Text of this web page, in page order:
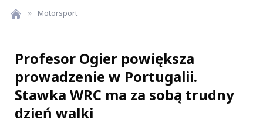
» Motorsport
Profesor Ogier powiększa
prowadzenie w Portugalii.
Stawka WRC ma za sobą trudny
dzień walki